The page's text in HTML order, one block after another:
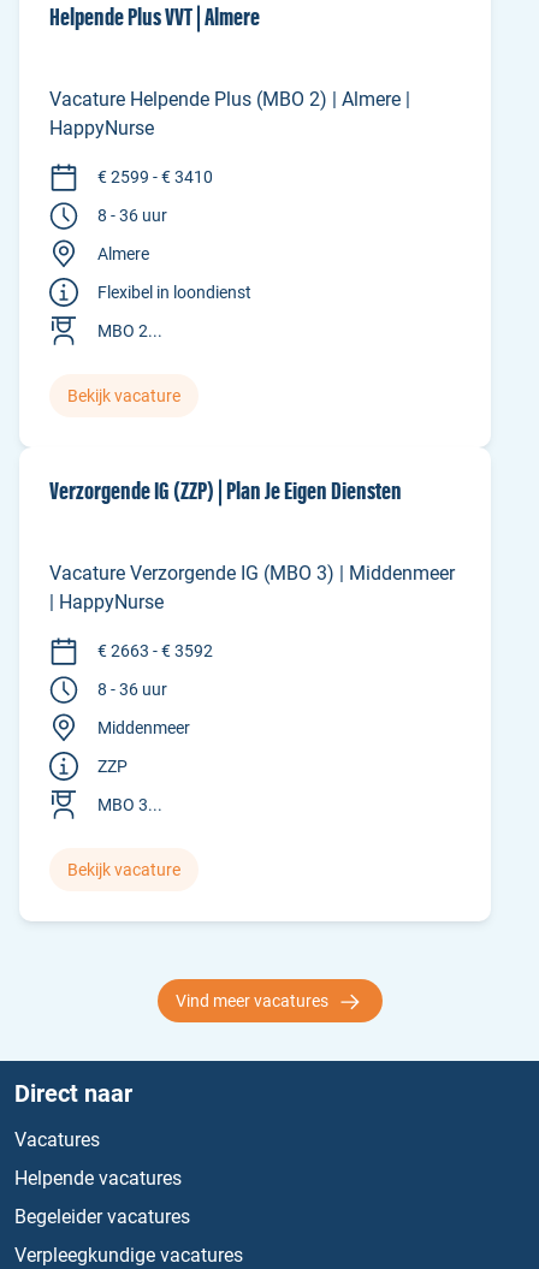
Helpende Plus VVT | Almere
Vacature Helpende Plus (MBO 2) | Almere |
HappyNurse
€ 2599 - € 3410
8 - 36 uur
Almere
Flexibel in loondienst
MBO 2...
Bekijk vacature
Verzorgende IG (ZZP) | Plan Je Eigen Diensten
Vacature Verzorgende IG (MBO 3) | Middenmeer
| HappyNurse
€ 2663 - € 3592
8 - 36 uur
Middenmeer
ZZP
MBO 3...
Bekijk vacature
Vind meer vacatures
Direct naar
Vacatures
Helpende vacatures
Begeleider vacatures
Verpleegkundige vacatures